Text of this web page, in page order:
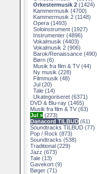
Orkestermusik 2 (1424)
Kammermusik (4700)
Kammermusik 2 (1148)
Opera (1493)
Soloinstrument (1927)
Instrumenter (4896)
Vokalmusik (4403)
Vokalmusik 2 (906)
Barok/Renaissance (490)
Børn (6)
Musik fra film & TV (44)
Ny musik (228)
Filmmusik (48)
Jul (20)
Tale (14)
Ukategoriseret (6371)
DVD & Blu-ray (1465)
Musik fra film & TV (63)
Jul » (273)
Danacord TILBUD (61)
Soundtracks TILBUD (77)
Pop / Rock (873)
Soundtracks (538)
Traditional (229)
Jazz (673)
Tale (13)
Gavekort (9)
Bøger (71)